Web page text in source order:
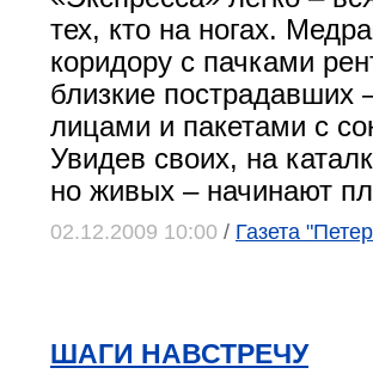
тех, кто на ногах.
коридору с пачками
близкие пострадавших
лицами и пакетами с
Увидев своих, на
но живых – начинают
02.12.2009 10:00 / Газета
ШАГИ НАВСТРЕЧУ